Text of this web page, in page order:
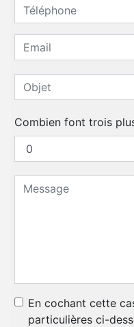
Combien font trois
En cochant cette
particulières ci-